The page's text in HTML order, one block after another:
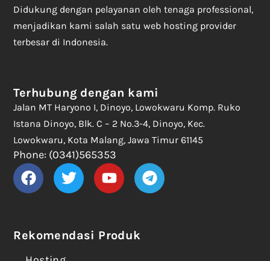
Didukung dengan pelayanan oleh tenaga professional,
menjadikan kami salah satu web hosting provider
terbesar di Indonesia.
Rekomendasi Produk
Terhubung dengan kami
Jalan MT Haryono I, Dinoyo, Lowokwaru Komp. Ruko
Istana Dinoyo, Blk. C – 2 No.3-4, Dinoyo, Kec.
Lowokwaru, Kota Malang, Jawa Timur 61145
Phone: (0341)565353